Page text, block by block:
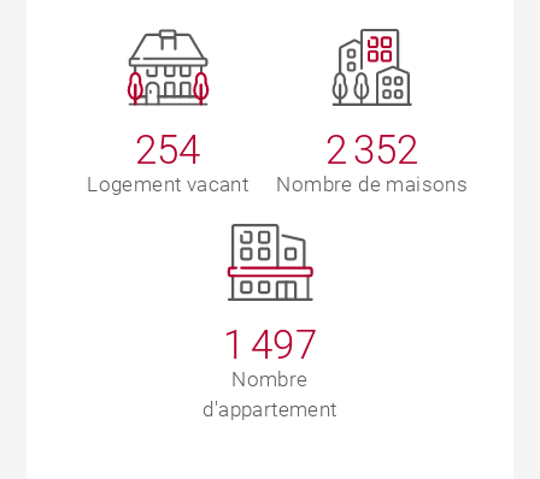
254
Logement vacant
2 352
Nombre de maisons
1 497
Nombre
d'appartement